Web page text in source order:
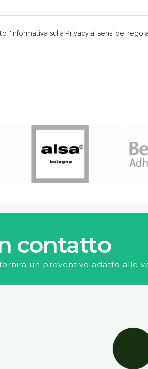
l'informativa sulla Privacy ai sensi del
contatto
un preventivo adatto alle